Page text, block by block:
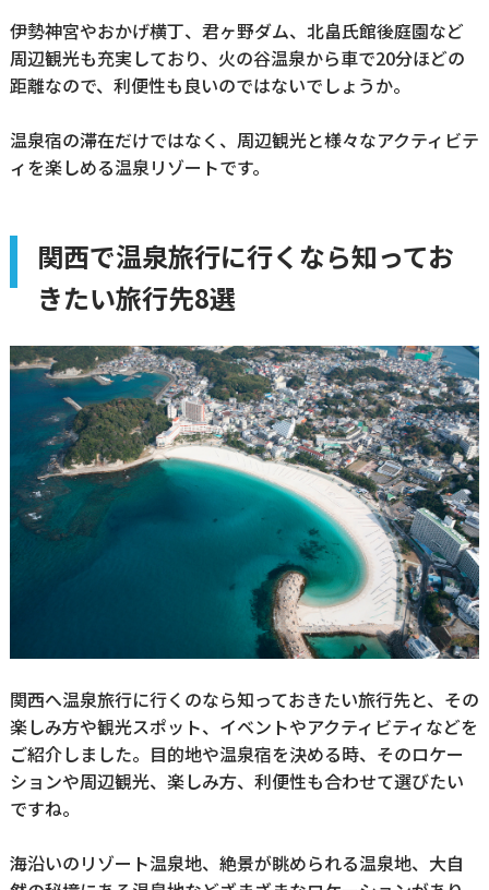
伊勢神宮やおかげ横丁、君ヶ野ダム、北畠氏館後庭園など
周辺観光も充実しており、火の谷温泉から車で20分ほどの
距離なので、利便性も良いのではないでしょうか。
温泉宿の滞在だけではなく、周辺観光と様々なアクティビテ
ィを楽しめる温泉リゾートです。
関西で温泉旅行に行くなら知ってお
きたい旅行先8選
関西へ温泉旅行に行くのなら知っておきたい旅行先と、その
楽しみ方や観光スポット、イベントやアクティビティなどを
ご紹介しました。目的地や温泉宿を決める時、そのロケー
ションや周辺観光、楽しみ方、利便性も合わせて選びたい
ですね。
海沿いのリゾート温泉地、絶景が眺められる温泉地、大自